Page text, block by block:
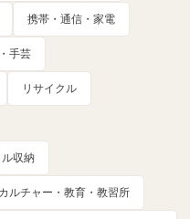
携帯・通信・家電
手芸
リサイクル
収納
ルチャー・教育・教習所